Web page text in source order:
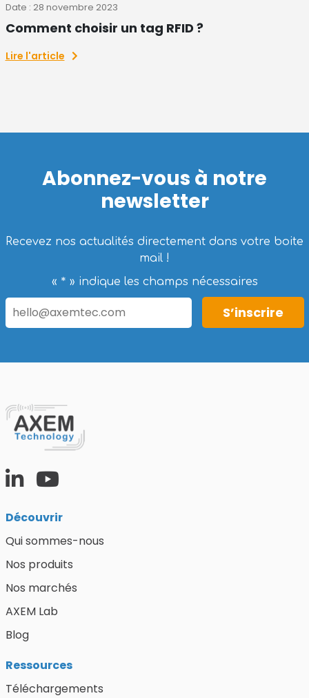
Date : 28 novembre 2023
Comment choisir un tag RFID ?
Lire l'article
Abonnez-vous à notre
newsletter
Recevez nos actualités directement dans votre boite
mail !
« * » indique les champs nécessaires
Découvrir
Qui sommes-nous
Nos produits
Nos marchés
AXEM Lab
Blog
Ressources
Téléchargements